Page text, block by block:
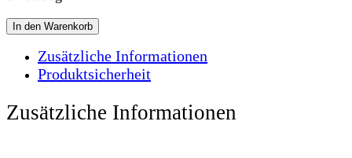
LONG
SLEEVE
CLASSIC
rosa
In den Warenkorb
Zusätzliche Informationen
Produktsicherheit
Zusätzliche Informationen